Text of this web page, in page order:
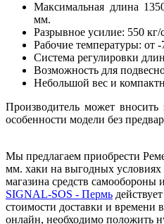
Максимальная длина
мм.
Разрывное усилие: 550 кг/
Рабочие температуры: от
Система регулировки
Возможность для
Небольшой вес и
Производитель может
особенности модели без
Мы предлагаем приобрести
мм. хаки на выгодных
магазина средств самообороны
SIGNAL-SOS - Пермь
стоимости доставки и времени
онлайн, необходимо положить